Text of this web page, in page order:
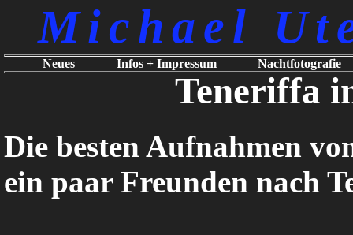
Michael
Neues Infos + Impressum Nachtfotografie
Teneriffa
Die besten Aufnahmen
ein paar Freunden nach